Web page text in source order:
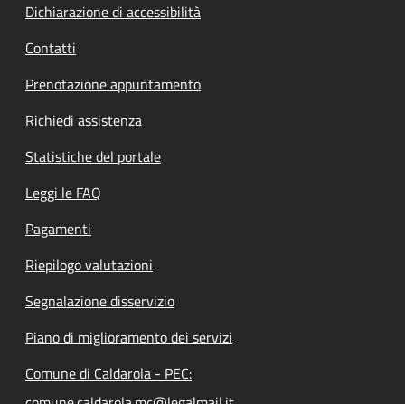
Dichiarazione di accessibilità
Contatti
Prenotazione appuntamento
Richiedi assistenza
Statistiche del portale
Leggi le FAQ
Pagamenti
Riepilogo valutazioni
Segnalazione disservizio
Piano di miglioramento dei servizi
Comune di Caldarola - PEC: